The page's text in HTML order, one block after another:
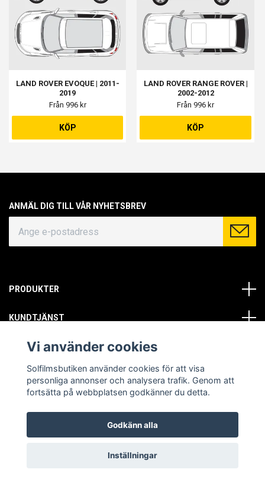
LAND ROVER EVOQUE | 2011-
2019
Från 996 kr
KÖP
LAND ROVER RANGE ROVER |
2002-2012
Från 996 kr
KÖP
ANMÄL DIG TILL VÅR NYHETSBREV
PRODUKTER
KUNDTJÄNST
OM OSS
SOCIALA MEDIER
© Copyright 2026 Solfilmsbutiken. All rights reserved.
Vi använder cookies
Solfilmsbutiken använder cookies för att visa
personliga annonser och analysera trafik. Genom att
fortsätta på webbplatsen godkänner du detta.
Godkänn alla
Inställningar